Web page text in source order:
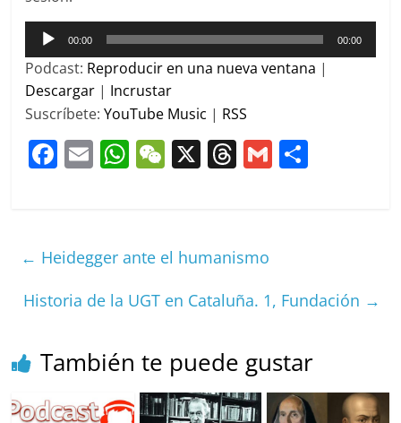
Reproductor
de
audio
00:00 00:00
Podcast: Reproducir en una nueva ventana |
Descargar | Incrustar
Suscríbete:YouTube Music | RSS
F
b
o
k
E W
A
p
W
at
X T
d
s
G
tir
← Heidegger ante el humanismo
Historia de la UGT en Cataluña. 1, Fundación →
También te puede gustar